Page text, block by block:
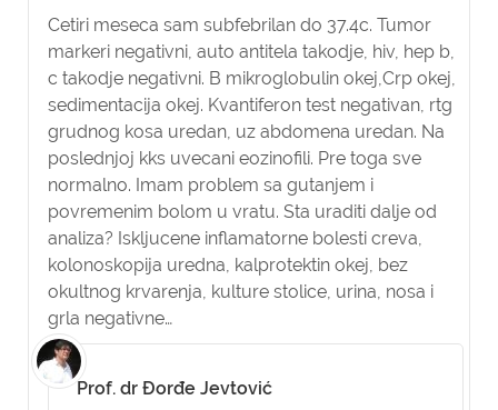
Cetiri meseca sam subfebrilan do 37.4c. Tumor
markeri negativni, auto antitela takodje, hiv, hep b,
c takodje negativni. B mikroglobulin okej,Crp okej,
sedimentacija okej. Kvantiferon test negativan, rtg
grudnog kosa uredan, uz abdomena uredan. Na
poslednjoj kks uvecani eozinofili. Pre toga sve
normalno. Imam problem sa gutanjem i
povremenim bolom u vratu. Sta uraditi dalje od
analiza? Iskljucene inflamatorne bolesti creva,
kolonoskopija uredna, kalprotektin okej, bez
okultnog krvarenja, kulture stolice, urina, nosa i
grla negativne…
Prof. dr Đorđe Jevtović